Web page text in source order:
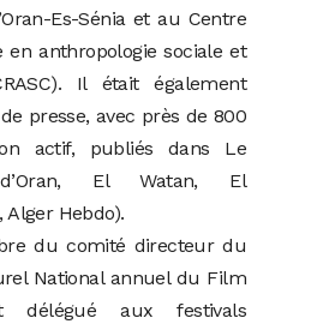
Es-Sénia et au Centre
en anthropologie sociale et
Il était également
presse, avec près de 800
actif, publiés dans Le
El Watan, El
Hebdo).
du comité directeur du
National annuel du Film
délégué aux festivals